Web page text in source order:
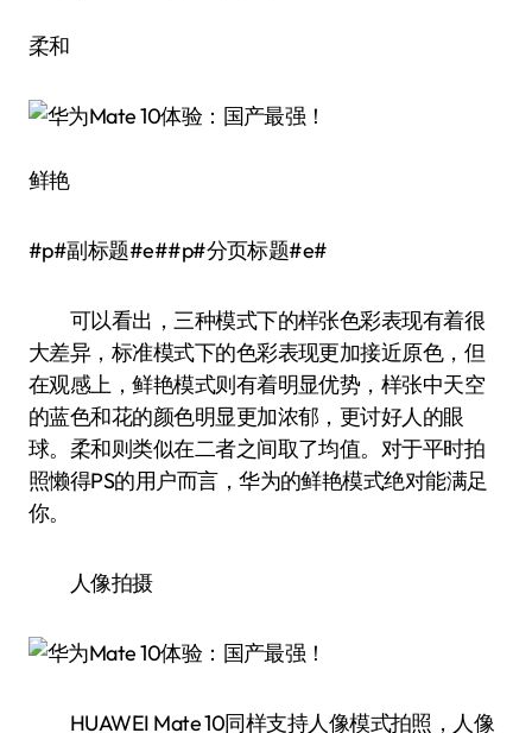
柔和
鲜艳
#p#副标题#e##p#分页标题#e#
可以看出，三种模式下的样张色彩表现有着很
大差异，标准模式下的色彩表现更加接近原色，但
在观感上，鲜艳模式则有着明显优势，样张中天空
的蓝色和花的颜色明显更加浓郁，更讨好人的眼
球。柔和则类似在二者之间取了均值。对于平时拍
照懒得PS的用户而言，华为的鲜艳模式绝对能满足
你。
人像拍摄
HUAWEI Mate 10同样支持人像模式拍照，人像